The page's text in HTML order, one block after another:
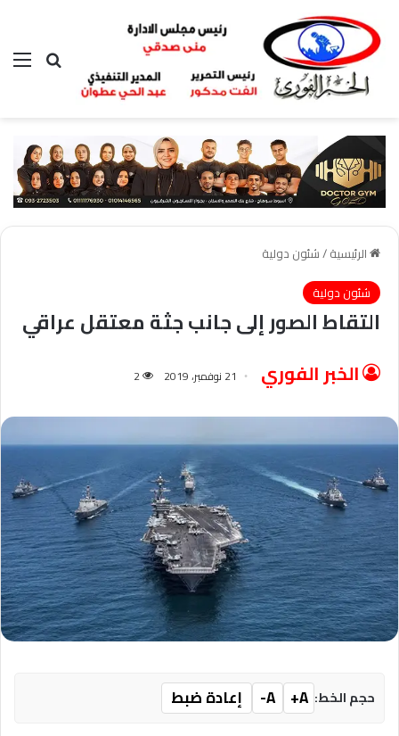
بحث عن
الرئيسية/شئون دولية
شئون دولية
التقاط الصور إلى جانب جثة معتقل عراقي
الخبر الفوري 21 نوفمبر، 2019 2
حجم الخط: A+
A-
إعادة ضبط